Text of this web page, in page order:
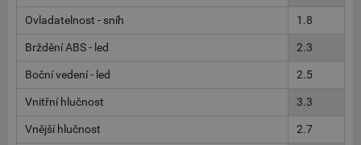
Ovladatelnost - sníh 1.8
Brždění ABS - led 2.3
Boční vedení - led 2.5
Vnitřní hlučnost 3.3
Vnější hlučnost 2.7